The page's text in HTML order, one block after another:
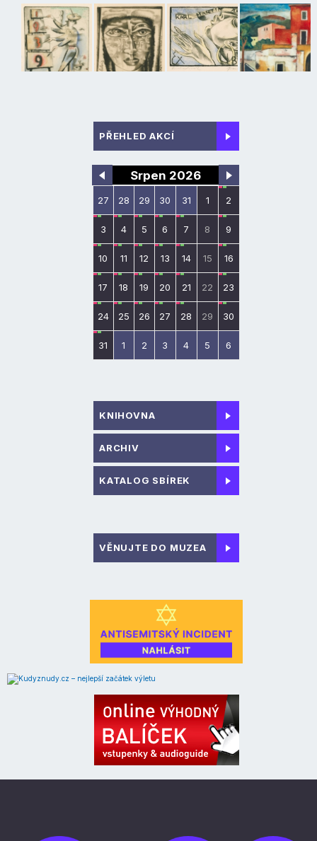
PŘEHLED AKCÍ
Srpen 2026
27 28 29 30 31 1 2
3 4 5 6 7 8 9
10 11 12 13 14 15 16
17 18 19 20 21 22 23
24 25 26 27 28 29 30
31 1 2 3 4 5 6
KNIHOVNA
ARCHIV
KATALOG SBÍREK
VĚNUJTE DO MUZEA